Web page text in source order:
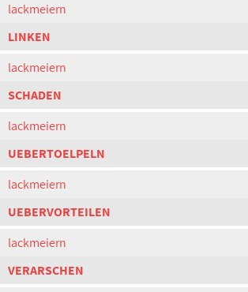
lackmeiern
LINKEN
lackmeiern
SCHADEN
lackmeiern
UEBERTOELPELN
lackmeiern
UEBERVORTEILEN
lackmeiern
VERARSCHEN